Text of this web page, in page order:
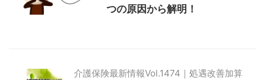
つの原因から解明！
介護保険最新情報Vol.1474｜処遇改善加算